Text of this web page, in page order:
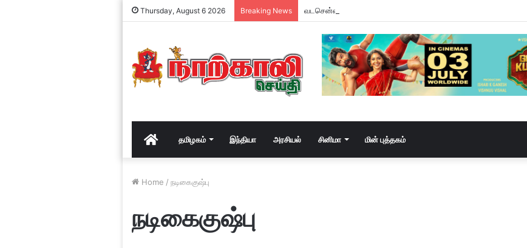
Thursday, August 6 2026 Breaking News வடசென்னையில் ரேசன் அரிசி கடத்தல் கும்பல் கைதும், பின்னணியும் !
Homeதமிழகம் இந்தியா அரசியல் சினிமா மின் புத்தகம்
Home / நடிகைகுஷ்பு
நடிகைகுஷ்பு